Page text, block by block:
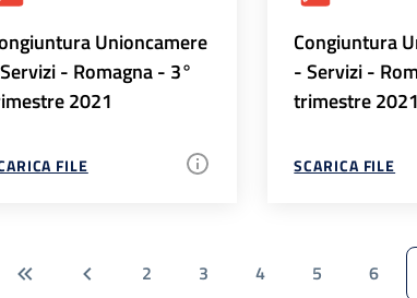
Unioncamere
- Romagna - 3°
2021
FILE
Congiuntura
- Servizi -
trimestre 2021
SCARICA FILE
2 3 4 5 6